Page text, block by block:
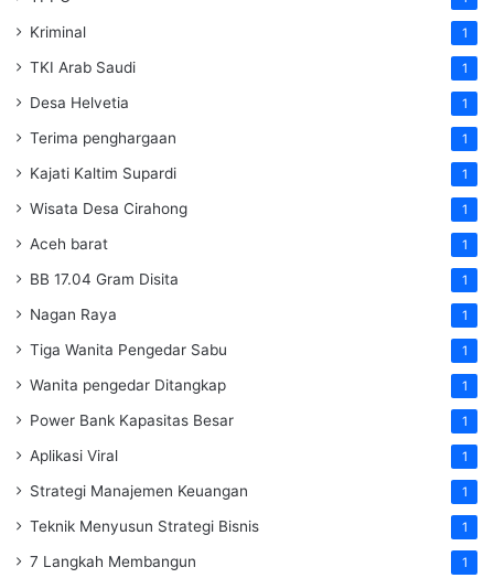
Kriminal 1
TKI Arab Saudi 1
Desa Helvetia 1
Terima penghargaan 1
Kajati Kaltim Supardi 1
Wisata Desa Cirahong 1
Aceh barat 1
BB 17.04 Gram Disita 1
Nagan Raya 1
Tiga Wanita Pengedar Sabu 1
Wanita pengedar Ditangkap 1
Power Bank Kapasitas Besar 1
Aplikasi Viral 1
Strategi Manajemen Keuangan 1
Teknik Menyusun Strategi Bisnis 1
7 Langkah Membangun 1